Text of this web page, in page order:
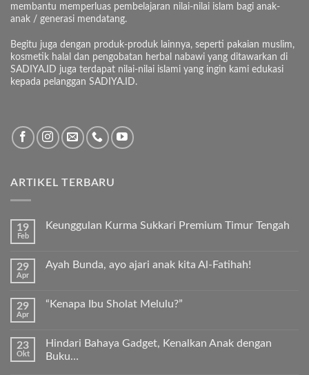
membantu memperluas pembelajaran nilai-nilai islam bagi anak-
anak / generasi mendatang.
Begitu juga dengan produk-produk lainnya, seperti pakaian muslim,
kosmetik halal dan pengobatan herbal nabawi yang ditawarkan di
SADIYA.ID juga terdapat nilai-nilai islami yang ingin kami edukasi
kepada pelanggan SADIYA.ID.
ARTIKEL TERBARU
19
Feb
Keunggulan Kurma Sukkari Premium Timur Tengah
pada
Premium
29
Apr
Ayah Bunda, ayo ajari anak kita Al-Fatihah!
pada
ajari
kita
29
Apr
“Kenapa Ibu Sholat Melulu?”
pada
“Kenapa
23
Okt
Hindari Bahaya Gadget, Kenalkan Anak dengan
Buku…